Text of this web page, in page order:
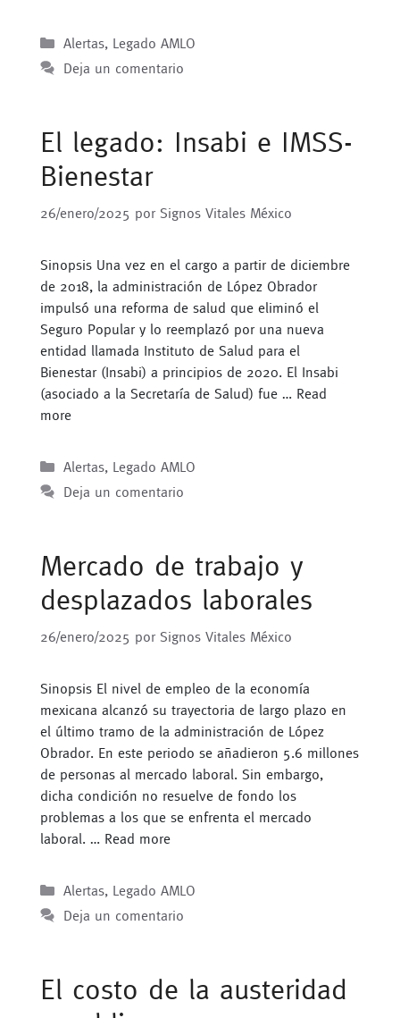
Categorías
Alertas, Legado AMLO
Deja un comentario
El legado: Insabi e IMSS-
Bienestar
26/enero/2025 por Signos Vitales México
Sinopsis Una vez en el cargo a partir de diciembre
de 2018, la administración de López Obrador
impulsó una reforma de salud que eliminó el
Seguro Popular y lo reemplazó por una nueva
entidad llamada Instituto de Salud para el
Bienestar (Insabi) a principios de 2020. El Insabi
(asociado a la Secretaría de Salud) fue … Read
more
Categorías
Alertas, Legado AMLO
Deja un comentario
Mercado de trabajo y
desplazados laborales
26/enero/2025 por Signos Vitales México
Sinopsis El nivel de empleo de la economía
mexicana alcanzó su trayectoria de largo plazo en
el último tramo de la administración de López
Obrador. En este periodo se añadieron 5.6 millones
de personas al mercado laboral. Sin embargo,
dicha condición no resuelve de fondo los
problemas a los que se enfrenta el mercado
laboral. … Read more
Categorías
Alertas, Legado AMLO
Deja un comentario
El costo de la austeridad